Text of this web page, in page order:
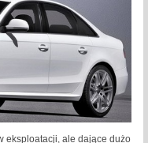
eksploatacji, ale dające dużo